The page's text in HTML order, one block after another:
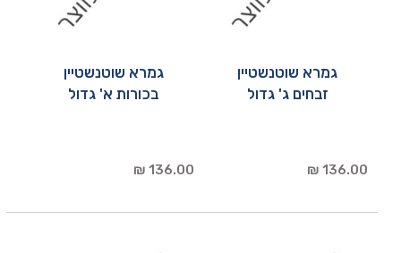
גמרא שוטנשטיין
זבחים ג' גדול
136.00 ₪
גמרא שוטנשטיין
בכורות א' גדול
136.00 ₪